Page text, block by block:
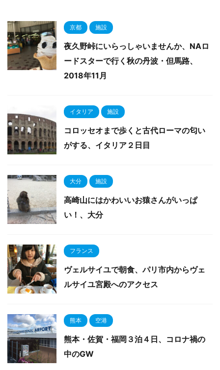
京都 施設
夜久野峠にいらっしゃいませんか、NAロ
ードスターで行く秋の丹波・但馬路、
2018年11月
イタリア 施設
コロッセオまで歩くと古代ローマの匂い
がする、イタリア２日目
大分 施設
高崎山にはかわいいお猿さんがいっぱ
い！、大分
フランス
ヴェルサイユで朝食、パリ市内からヴェ
ルサイユ宮殿へのアクセス
熊本 空港
熊本・佐賀・福岡３泊４日、コロナ禍の
中のGW